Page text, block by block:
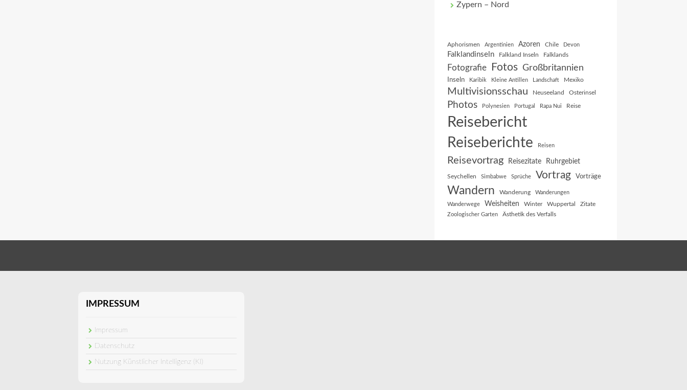
Zypern – Nord
Aphorismen Argentinien Azoren Chile Devon
Falklandinseln Falkland Inseln Falklands
Fotografie Fotos Großbritannien
Inseln Karibik Kleine Antillen Landschaft Mexiko
Multivisionsschau Neuseeland Osterinsel
Photos Polynesien Portugal Rapa Nui Reise
Reisebericht
Reiseberichte Reisen
Reisevortrag Reisezitate Ruhrgebiet
Seychellen Simbabwe Sprüche Vortrag Vorträge
Wandern Wanderung Wanderungen
Wanderwege Weisheiten Winter Wuppertal Zitate
Zoologischer Garten Ästhetik des Verfalls
IMPRESSUM
Impressum
Datenschutz
Nutzung Künstlicher Intelligenz (KI)